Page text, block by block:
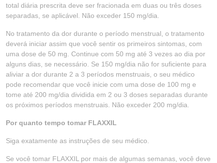
total diária prescrita deve ser fracionada em duas ou três doses
separadas, se aplicável. Não exceder 150 mg/dia.
No tratamento da dor durante o período menstrual, o tratamento
deverá iniciar assim que você sentir os primeiros sintomas, com
uma dose de 50 mg. Continue com 50 mg até 3 vezes ao dia por
alguns dias, se necessário. Se 150 mg/dia não for suficiente para
aliviar a dor durante 2 a 3 períodos menstruais, o seu médico
pode recomendar que você inicie com uma dose de 100 mg e
tome até 200 mg/dia dividida em 2 ou 3 doses separadas durante
os próximos períodos menstruais. Não exceder 200 mg/dia.
Por quanto tempo tomar FLAXXIL
Siga exatamente as instruções de seu médico.
Se você tomar FLAXXIL por mais de algumas semanas, você deve